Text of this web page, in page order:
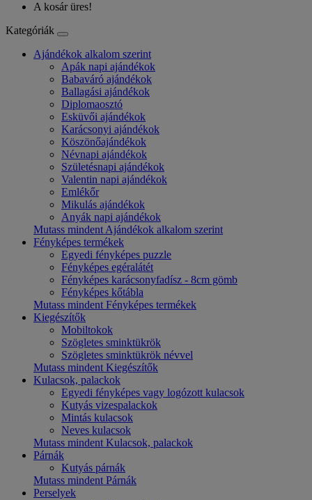
A kosár üres!
Kategóriák
Ajándékok alkalom szerint
Apák napi ajándékok
Babaváró ajándékok
Ballagási ajándékok
Diplomaosztó
Esküvői ajándékok
Karácsonyi ajándékok
Köszönőajándékok
Névnapi ajándékok
Születésnapi ajándékok
Valentin napi ajándékok
Emlékőr
Mikulás ajándékok
Anyák napi ajándékok
Mutass mindent Ajándékok alkalom szerint
Fényképes termékek
Egyedi fényképes puzzle
Fényképes egéralátét
Fényképes karácsonyfadísz - 8cm gömb
Fényképes kőtábla
Mutass mindent Fényképes termékek
Kiegészítők
Mobiltokok
Szögletes sminktükrök
Szögletes sminktükrök névvel
Mutass mindent Kiegészítők
Kulacsok, palackok
Egyedi fényképes vagy logózott kulacsok
Kutyás vizespalackok
Mintás kulacsok
Neves kulacsok
Mutass mindent Kulacsok, palackok
Párnák
Kutyás párnák
Mutass mindent Párnák
Perselyek